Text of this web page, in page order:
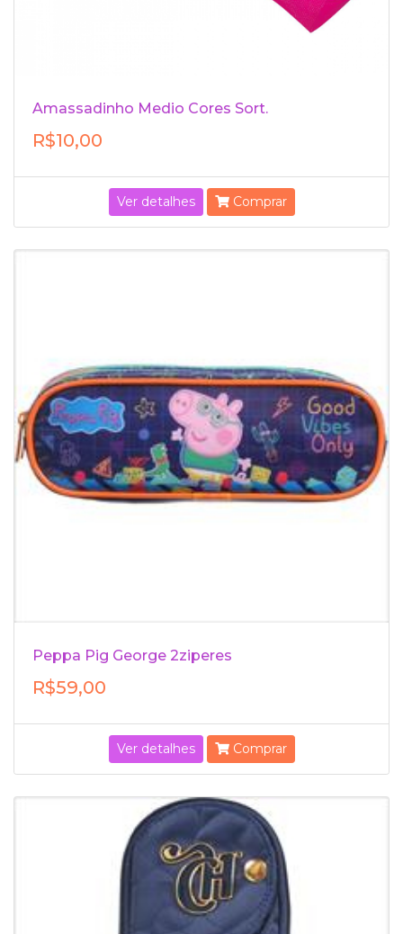
Amassadinho Medio Cores Sort.
R$10,00
Ver detalhes Comprar
Peppa Pig George 2ziperes
R$59,00
Ver detalhes Comprar